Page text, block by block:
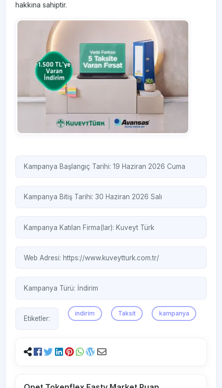
hakkına sahiptir.
Kampanya Başlangıç Tarihi: 19 Haziran 2026 Cuma
Kampanya Bitiş Tarihi: 30 Haziran 2026 Salı
Kampanya Katılan Firma(lar): Kuveyt Türk
Web Adresi: https://www.kuveytturk.com.tr/
Kampanya Türü: İndirim
Etiketler:
indirim Taksit kampanya